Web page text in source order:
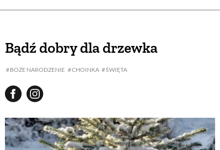
Bądź dobry dla drzewka
BOŻE NARODZENIE CHOINKA ŚWIĘTA